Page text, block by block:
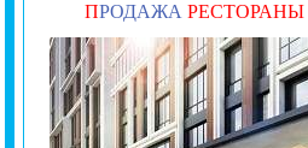
ПРОДАЖА РЕСТОРАНЫ